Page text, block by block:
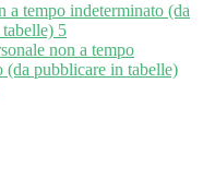
a tempo indeterminato (da
5
non a tempo
(da pubblicare in tabelle)